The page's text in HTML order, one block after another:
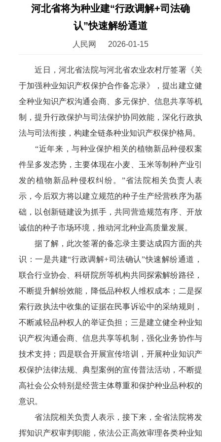
河北省将为种业建“行政调解+司法确
认”快速解纷通道
人民网 2026-01-15
近日，河北省法院与河北省农业农村厅签署《关
于加强种业知识产权保护合作备忘录》，提出建立健
全种业知识产权沟通会商、多元保护、信息共享等机
制，提升行政保护与司法保护协同效能，深化行政执
法与司法衔接，构建全链条种业知识产权保护格局。
“近年来，与种业保护相关的植物新品种侵权案
件呈多发态势，主要体现在小麦、玉米等制种产业引
发的植物新品种侵权纠纷。”省法院相关负责人表
示，今后双方将以建立规范的种子生产经营秩序为基
础，以创新链建设为抓手，共同营造规范有序、开放
诚信的种子市场环境，推动河北种业高质量发展。
据了解，此次签署的备忘录主要达成四方面的共
识：一是共建“行政调解+司法确认”快速解纷通道，
联合行业协会、科研院所等机构共同探索解纷路径，
不断提升解纷效能，降低品种权人维权成本；二是探
索行政执法中收集的证据在民事诉讼中的采纳规则，
不断减轻品种权人的举证负担；三是建立健全种业知
识产权沟通会商、信息共享等机制，强化业务协作与
技术支持；四是联合开展宣传培训，开展种业知识产
权保护法律法规、典型案例的宣传普法活动，不断提
高社会公众特别是经营主体尊重和保护种业品种权的
意识。
省法院相关负责人表示，接下来，全省法院将发
挥知识产权审判职能，依法公正高效审理各类种业知